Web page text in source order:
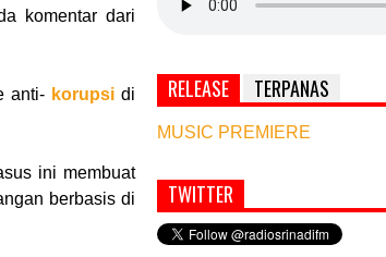
komentar dari
anti- korupsi di
ini membuat
berbasis di
RELEASE TERPANAS
MUSIC PREMIERE
Simbol Persahabatan, RI Bangun
di Afghanistan
TWITTER